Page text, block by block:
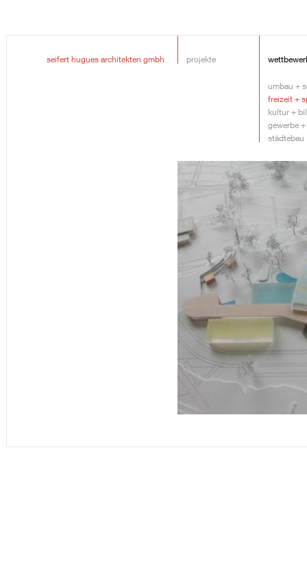
seifert hugues architekten gmbh projekte
umbau +
freizeit +
kultur +
gewerbe
städtebau